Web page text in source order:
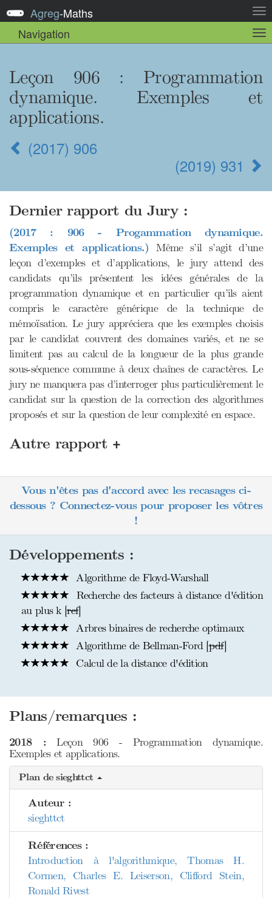
la
Agreg-Maths
Navigation
la
Leçon 906 : Programmation
dynamique. Exemples et
applications.
(2017) 906
(2019) 931
Dernier rapport du Jury :
(2017 : 906 - Progammation dynamique.
Exemples et applications.) Même s’il s’agit d’une
leçon d’exemples et d’applications, le jury attend des
candidats qu’ils présentent les idées générales de la
programmation dynamique et en particulier qu’ils aient
compris le caractère générique de la technique de
mémoïsation. Le jury appréciera que les exemples choisis
par le candidat couvrent des domaines variés, et ne se
limitent pas au calcul de la longueur de la plus grande
sous-séquence commune à deux chaînes de caractères. Le
jury ne manquera pas d’interroger plus particulièrement le
candidat sur la question de la correction des algorithmes
proposés et sur la question de leur complexité en espace.
Autre rapport +
Vous n'êtes pas d'accord avec les recasages ci-
dessous ? Connectez-vous pour proposer les vôtres
!
Développements :
Algorithme de Floyd-Warshall
Recherche des facteurs à distance d'édition
au plus k [ref]
Arbres binaires de recherche optimaux
Algorithme de Bellman-Ford [pdf]
Calcul de la distance d'édition
Plans/remarques :
2018 :Leçon 906 - Programmation dynamique.
Exemples et applications.
Plan de sieghttct
Auteur :
sieghttct
Références :
Introduction à l'algorithmique, Thomas H.
Cormen, Charles E. Leiserson, Clifford Stein,
Ronald Rivest